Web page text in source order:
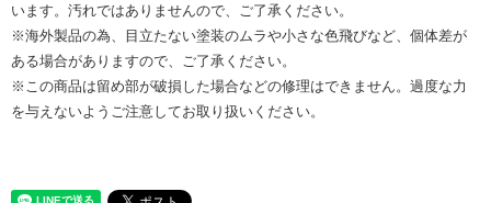
います。汚れではありませんので、ご了承ください。
※海外製品の為、目立たない塗装のムラや小さな色飛びなど、個体差が
ある場合がありますので、ご了承ください。
※この商品は留め部が破損した場合などの修理はできません。過度な力
を与えないようご注意してお取り扱いください。